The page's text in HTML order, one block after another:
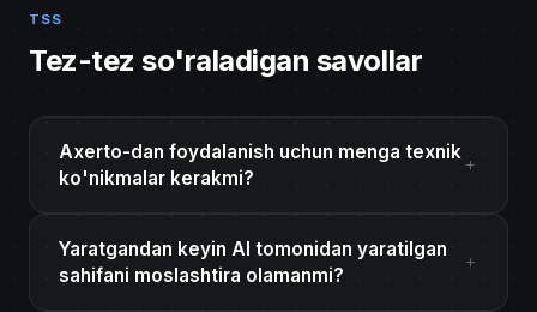
TSS
Tez-tez so'raladigan savollar
Axerto-dan foydalanish uchun menga texnik
ko'nikmalar kerakmi?
Yaratgandan keyin AI tomonidan yaratilgan
sahifani moslashtira olamanmi?